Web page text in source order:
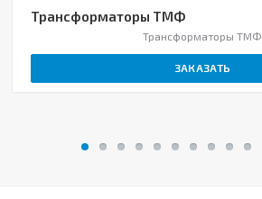
Трансформаторы ТМФ
Трансформаторы ТМФ
ЗАКАЗАТЬ